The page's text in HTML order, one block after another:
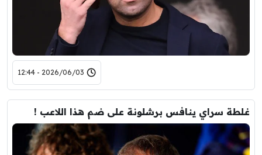
2026/06/03 - 12:44
غلطة سراي ينافس برشلونة على ضم هذا اللاعب !